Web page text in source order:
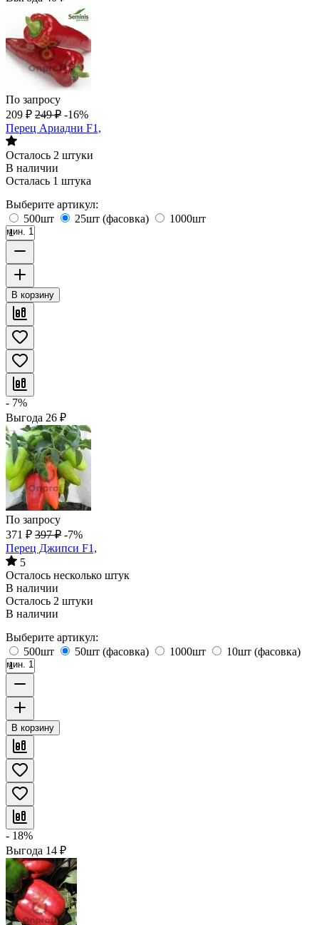
По запросу
209 ₽ 249 ₽ -16%
Перец Ариадни F1,
Осталось 2 штуки
В наличии
Осталась 1 штука
Выберите артикул:
500шт
25шт (фасовка) 1000шт
мин. 1
В корзину
- 7%
Выгода 26 ₽
По запросу
371 ₽ 397 ₽ -7%
Перец Джипси F1,
5
Осталось несколько штук
В наличии
Осталось 2 штуки
В наличии
Выберите артикул:
500шт
50шт (фасовка) 1000шт 10шт (фасовка)
мин. 1
В корзину
- 18%
Выгода 14 ₽